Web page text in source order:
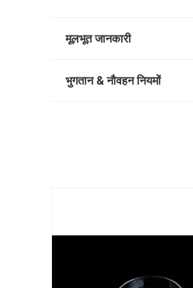
मूलभूत जानकारी
भुगतान & नौवहन नियमों